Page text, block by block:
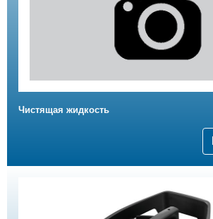
Чистящая жидкость